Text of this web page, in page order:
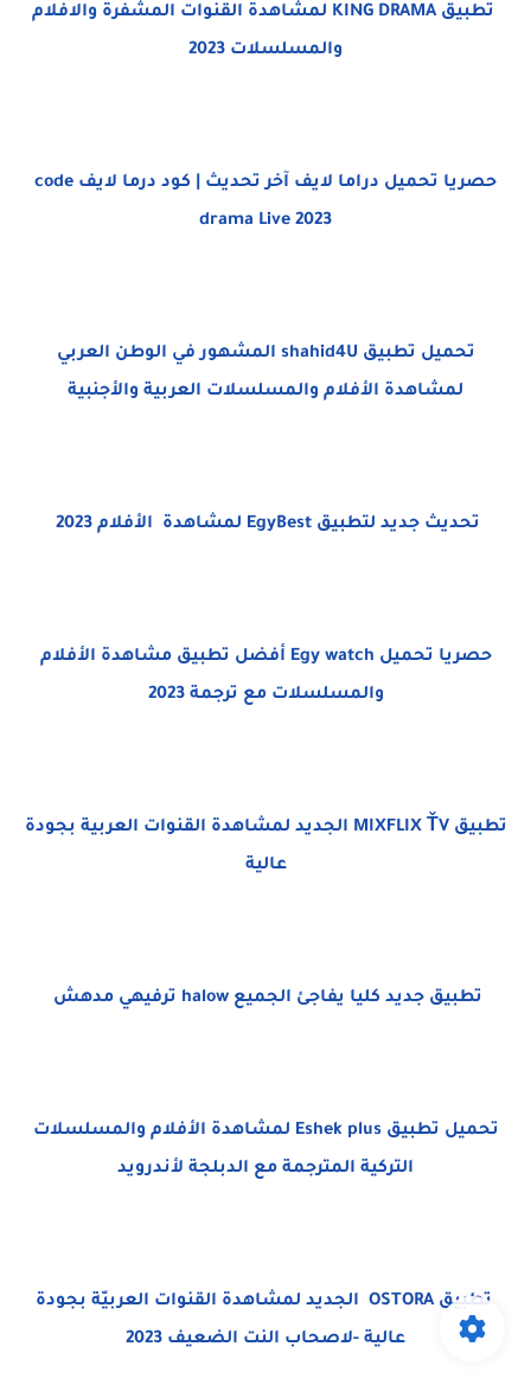
تطبيق KING DRAMA لمشاهدة القنوات المشفرة والافلام
والمسلسلات 2023
حصريا تحميل دراما لايف آخر تحديث | كود درما لايف code
drama Live 2023
تحميل تطبيق shahid4U المشهور في الوطن العربي
لمشاهدة الأفلام والمسلسلات العربية والأجنبية
تحديث جديد لتطبيق EgyBest لمشاهدة الأفلام 2023
حصريا تحميل Egy watch أفضل تطبيق مشاهدة الأفلام
والمسلسلات مع ترجمة 2023
تطبيق MIXFLIX ŤV الجديد لمشاهدة القنوات العربية بجودة
عالية
تطبيق جديد كليا يفاجئ الجميع halow ترفيهي مدهش
تحميل تطبيق Eshek plus لمشاهدة الأفلام والمسلسلات
التركية المترجمة مع الدبلجة لأندرويد
تطبيق OSTORA الجديد لمشاهدة القنوات العربيّة بجودة
عالية -لاصحاب النت الضعيف 2023